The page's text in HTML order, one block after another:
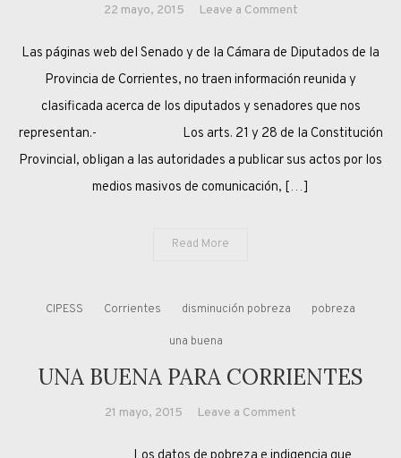
22 mayo, 2015 Leave a Commenton
INFORMACIÓN
SOBRE
Las páginas web del Senado y de la Cámara de Diputados de la
Provincia de Corrientes, no traen información reunida y
clasificada acerca de los diputados y senadores que nos
representan.- Los arts. 21 y 28 de la Constitución
Provincial, obligan a las autoridades a publicar sus actos por los
medios masivos de comunicación, […]
Read More
CIPESS Corrientes disminución pobreza pobreza
una buena
UNA BUENA PARA CORRIENTES
21 mayo, 2015 Leave a Comment